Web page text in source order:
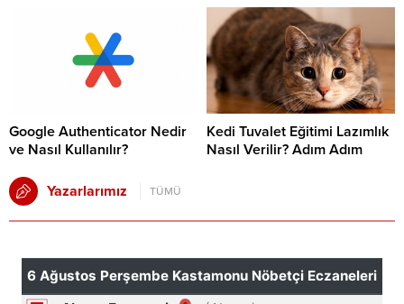
Google Authenticator Nedir
ve Nasıl Kullanılır?
Kedi Tuvalet Eğitimi Lazımlık
Nasıl Verilir? Adım Adım
Yazarlarımız TÜMÜ